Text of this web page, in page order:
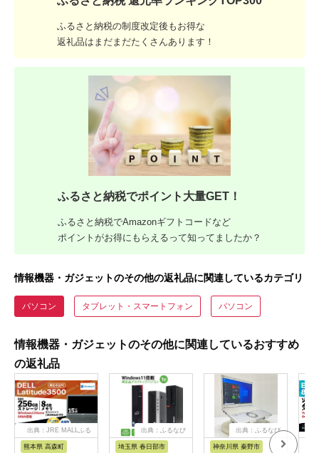
ふるさと納税の制度改定後もお得な
返礼品はまだまだたくさんあります！
ふるさと納税でポイント大量GET！
ふるさと納税でAmazonギフトコードなど
ポイントがお得にもらえるって知ってましたか？
情報機器・ガジェットのその他の返礼品に関連しているカテゴリ
パソコン タブレット・スマートフォン パソコン
情報機器・ガジェットのその他に関連しているおすすめ
の返礼品
出典：JRE MALLふる
さと納税
熊本県 高森町
出典：ふるなび
埼玉県 春日部市
出典：ふるなび
神奈川県 秦野市